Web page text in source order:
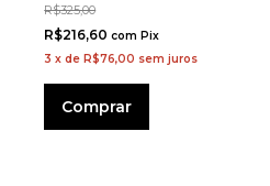
R$325,00
R$216,60com Pix
3 xdeR$76,00 sem juros
Comprar